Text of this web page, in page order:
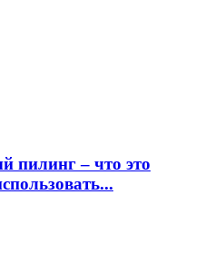
пилинг – что это